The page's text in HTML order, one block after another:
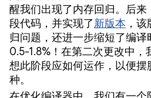
醒我们出现了内存回归。后
段代码，并实现了新版本 ，
归问题，还进一步缩短了编
0.5-1.8%！在第二次更改中，
想此阶段应如何运作，以便
种。